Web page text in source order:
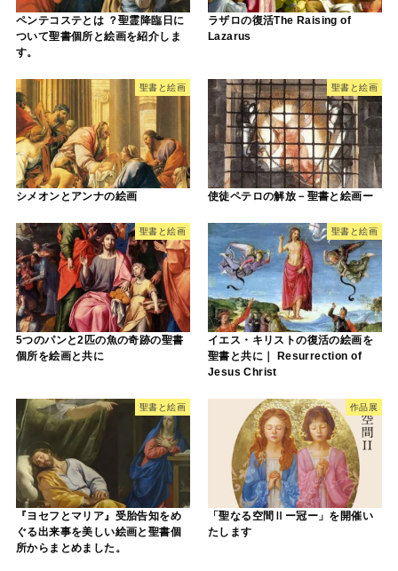
ペンテコステとは ？聖霊降臨日に
ついて聖書個所と絵画を紹介しま
す。
ラザロの復活The Raising of
Lazarus
聖書と絵画
シメオンとアンナの絵画
聖書と絵画
使徒ペテロの解放－聖書と絵画ー
聖書と絵画
5つのパンと2匹の魚の奇跡の聖書
個所を絵画と共に
聖書と絵画
イエス・キリストの復活の絵画を
聖書と共に｜ Resurrection of
Jesus Christ
聖書と絵画
『ヨセフとマリア』受胎告知をめ
ぐる出来事を美しい絵画と聖書個
所からまとめました。
作品展
「聖なる空間Ⅱー冠ー」を開催い
たします